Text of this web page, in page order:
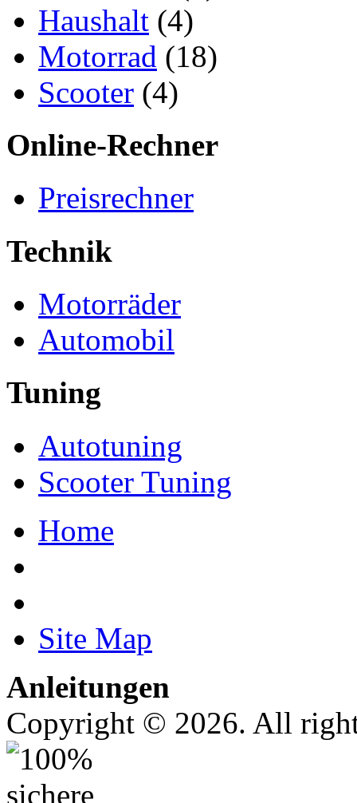
Haushalt (4)
Motorrad (18)
Scooter (4)
Online-Rechner
Preisrechner
Technik
Motorräder
Automobil
Tuning
Autotuning
Scooter Tuning
Home
Site Map
Anleitungen
Copyright © 2026. All